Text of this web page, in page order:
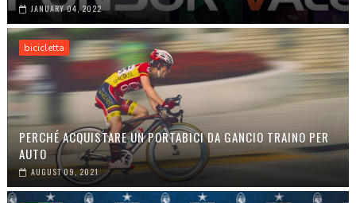
JANUARY 04, 2022
bicicletta
PERCHÉ ACQUISTARE UN PORTABICI DA GANCIO TRAINO PER
AUTO
AUGUST 09, 2021